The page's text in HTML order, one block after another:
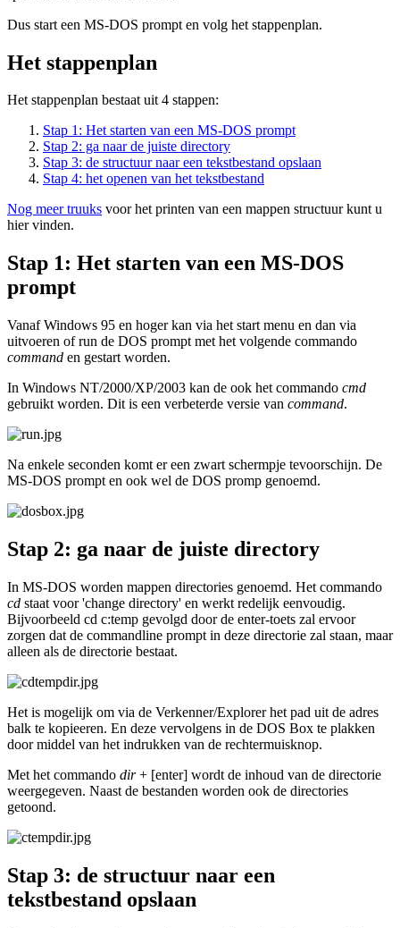
Dus start een MS-DOS prompt en volg het stappenplan.
Het stappenplan
Het stappenplan bestaat uit 4 stappen:
Stap 1: Het starten van een MS-DOS prompt
Stap 2: ga naar de juiste directory
Stap 3: de structuur naar een tekstbestand opslaan
Stap 4: het openen van het tekstbestand
Nog meer truuks voor het printen van een mappen structuur kunt u
hier vinden.
Stap 1: Het starten van een MS-DOS
prompt
Vanaf Windows 95 en hoger kan via het start menu en dan via
uitvoeren of run de DOS prompt met het volgende commando
command en gestart worden.
In Windows NT/2000/XP/2003 kan de ook het commando cmd
gebruikt worden. Dit is een verbeterde versie van command.
Na enkele seconden komt er een zwart schermpje tevoorschijn. De
MS-DOS prompt en ook wel de DOS promp genoemd.
Stap 2: ga naar de juiste directory
In MS-DOS worden mappen directories genoemd. Het commando
cd staat voor 'change directory' en werkt redelijk eenvoudig.
Bijvoorbeeld cd c:temp gevolgd door de enter-toets zal ervoor
zorgen dat de commandline prompt in deze directorie zal staan, maar
alleen als de directorie bestaat.
Het is mogelijk om via de Verkenner/Explorer het pad uit de adres
balk te kopieeren. En deze vervolgens in de DOS Box te plakken
door middel van het indrukken van de rechtermuisknop.
Met het commando dir+ [enter] wordt de inhoud van de directorie
weergegeven. Naast de bestanden worden ook de directories
getoond.
Stap 3: de structuur naar een
tekstbestand opslaan